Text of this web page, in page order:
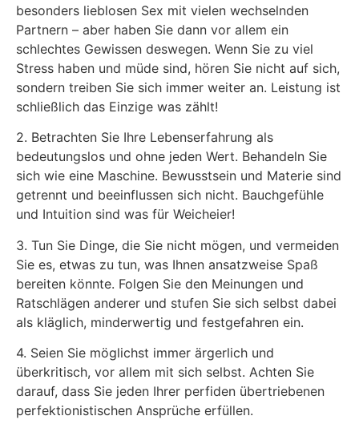
besonders lieblosen Sex mit vielen wechselnden
Partnern – aber haben Sie dann vor allem ein
schlechtes Gewissen deswegen. Wenn Sie zu viel
Stress haben und müde sind, hören Sie nicht auf sich,
sondern treiben Sie sich immer weiter an. Leistung ist
schließlich das Einzige was zählt!
2. Betrachten Sie Ihre Lebenserfahrung als
bedeutungslos und ohne jeden Wert. Behandeln Sie
sich wie eine Maschine. Bewusstsein und Materie sind
getrennt und beeinflussen sich nicht. Bauchgefühle
und Intuition sind was für Weicheier!
3. Tun Sie Dinge, die Sie nicht mögen, und vermeiden
Sie es, etwas zu tun, was Ihnen ansatzweise Spaß
bereiten könnte. Folgen Sie den Meinungen und
Ratschlägen anderer und stufen Sie sich selbst dabei
als kläglich, minderwertig und festgefahren ein.
4. Seien Sie möglichst immer ärgerlich und
überkritisch, vor allem mit sich selbst. Achten Sie
darauf, dass Sie jeden Ihrer perfiden übertriebenen
perfektionistischen Ansprüche erfüllen.